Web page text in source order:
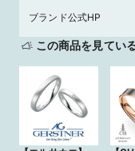
ブランド公式HP
この商品を見てい